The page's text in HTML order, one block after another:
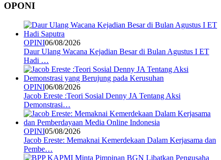
OPONI
OPINI06/08/2026
Daur Ulang Wacana Kejadian Besar di Bulan Agustus I ET
Hadi …
OPINI06/08/2026
Jacob Ereste :Teori Sosial Denny JA Tentang Aksi
Demonstrasi…
OPINI05/08/2026
Jacob Ereste: Memaknai Kemerdekaan Dalam Kerjasama dan
Pembe…